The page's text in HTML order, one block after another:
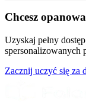
Chcesz
Uzyskaj pełny
spersonalizowanych
Zacznij uczyć się za